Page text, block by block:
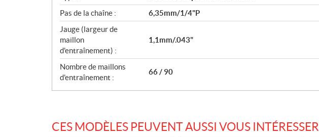
f
i
c
a
t
i
o
n
s
Pas de la chaîne :
6,35mm/1/4"P
Jauge (largeur de
maillon
d'entraînement) :
1,1mm/.043"
Nombre de maillons
d'entraînement :
66 / 90
CES MODÈLES PEUVENT AUSSI VOUS INTÉRESSER